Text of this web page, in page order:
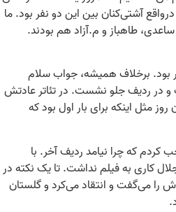
آشتی‌کنان بین این دو نفر بود. ما
طاهباز و م.آزاد هم بودند.
بود. برخلاف همیشه، جواب سلام
در ردیف جلو نشست. در تئاتر عادتش
مثل اینکه برای بار اول بود که
که چرا نیامد ردیف آخر. با
کاری به فیلم نداشت. تا یک نکته در
را می‌گفت و انتقاد می‌کرد و گلستان